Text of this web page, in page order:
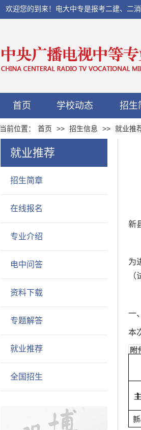
欢迎您的到来！电大中专是报考二建、二
首页 学校动态 招生
当前位置： 首页 >> 招生信息 >> 就业推
就业推荐
招生简章
在线报名
专业介绍
电中问答
资料下载
专题解答
就业推荐
全国招生
新
为
一
本